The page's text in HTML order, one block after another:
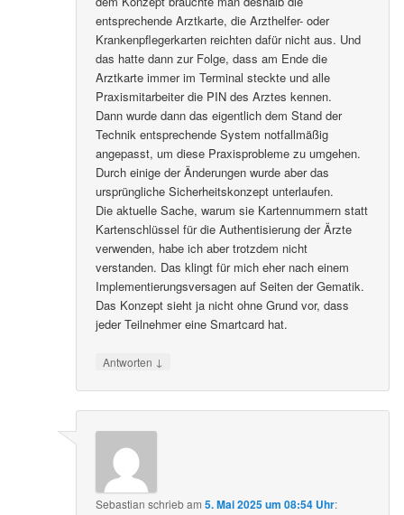
entsprechende Arztkarte, die Arzthelfer- oder
Krankenpflegerkarten reichten dafür nicht aus. Und
das hatte dann zur Folge, dass am Ende die
Arztkarte immer im Terminal steckte und alle
Praxismitarbeiter die PIN des Arztes kennen.
Dann wurde dann das eigentlich dem Stand der
Technik entsprechende System notfallmäßig
angepasst, um diese Praxisprobleme zu umgehen.
Durch einige der Änderungen wurde aber das
ursprüngliche Sicherheitskonzept unterlaufen.
Die aktuelle Sache, warum sie Kartennummern statt
Kartenschlüssel für die Authentisierung der Ärzte
verwenden, habe ich aber trotzdem nicht
verstanden. Das klingt für mich eher nach einem
Implementierungsversagen auf Seiten der Gematik.
Das Konzept sieht ja nicht ohne Grund vor, dass
jeder Teilnehmer eine Smartcard hat.
Antworten ↓
Sebastian schriebam5. Mai 2025 um 08:54 Uhr: